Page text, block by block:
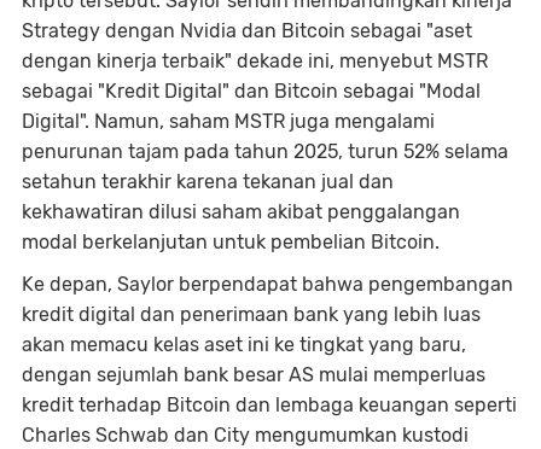
Strategy dengan Nvidia dan Bitcoin sebagai "aset
dengan kinerja terbaik" dekade ini, menyebut MSTR
sebagai "Kredit Digital" dan Bitcoin sebagai "Modal
Digital". Namun, saham MSTR juga mengalami
penurunan tajam pada tahun 2025, turun 52% selama
setahun terakhir karena tekanan jual dan
kekhawatiran dilusi saham akibat penggalangan
modal berkelanjutan untuk pembelian Bitcoin.
Ke depan, Saylor berpendapat bahwa pengembangan
kredit digital dan penerimaan bank yang lebih luas
akan memacu kelas aset ini ke tingkat yang baru,
dengan sejumlah bank besar AS mulai memperluas
kredit terhadap Bitcoin dan lembaga keuangan seperti
Charles Schwab dan City mengumumkan kustodi